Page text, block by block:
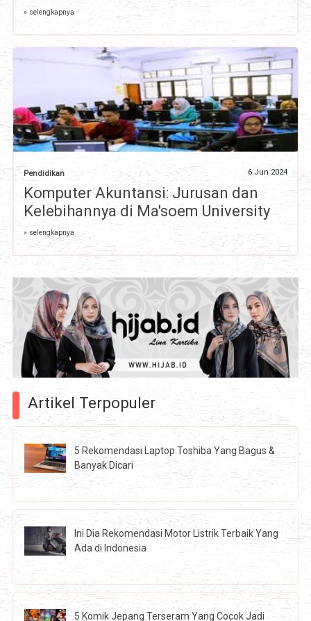
» selengkapnya
Pendidikan 6 Jun 2024
Komputer Akuntansi: Jurusan dan
Kelebihannya di Ma'soem University
» selengkapnya
Artikel Terpopuler
5 Rekomendasi Laptop Toshiba Yang Bagus &
Banyak Dicari
Ini Dia Rekomendasi Motor Listrik Terbaik Yang
Ada di Indonesia
5 Komik Jepang Terseram Yang Cocok Jadi